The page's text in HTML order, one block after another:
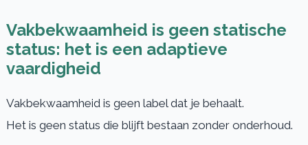
Vakbekwaamheid is geen statische
status: het is een adaptieve
vaardigheid
Vakbekwaamheid is geen label dat je behaalt.
Het is geen status die blijft bestaan zonder onderhoud.